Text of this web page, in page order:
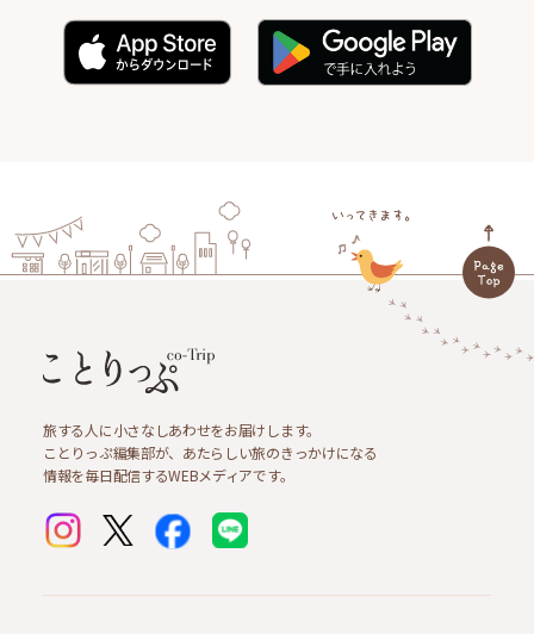
旅する人に小さなしあわせをお届けします。
ことりっぷ編集部が、あたらしい旅のきっかけになる
情報を毎日配信するWEBメディアです。